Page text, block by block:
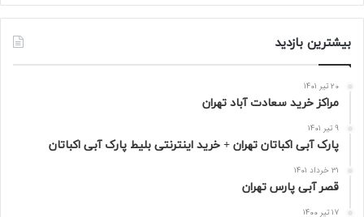
بیشترین بازدید
20 تیر 1401
مراکز خرید سعادت‌ آباد تهران
9 تیر 1401
پارک آبی اکباتان تهران + خرید اینترنتی بلیط پارک آبی اکباتان
31 خرداد 1401
قصر آبی پارس تهران
17 تیر 1400